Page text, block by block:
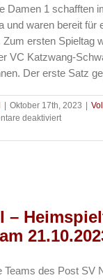
Damen 1 schafften
und waren bereit für
Zum ersten Spieltag
VC Katzwang-
Der erste Satz
Oktober 17th, 2023
deaktiviertfür
–
–
Teams des Post SV